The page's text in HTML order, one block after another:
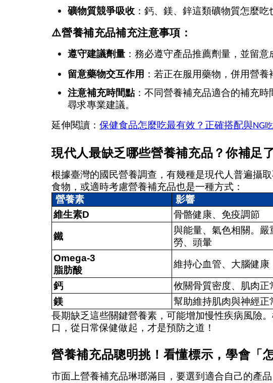
礦物質競爭吸收 ：鈣、鎂、鋅這類礦物質怎麼
⚠營養補充品補充注意事項：
遵守建議劑量 ：務必遵守產品推薦劑量，並留
留意藥物交互作用 ：若正在服用藥物，併用營
注意補充時間點：不同營養補充品適合的補充
尋求專業建議。
延伸閱讀： 保健食品怎麼吃最有效？正確搭配與NG
現代人最缺乏哪些營養補充品？你補足
根據臺灣的國民營養調查 ，有幾種是現代人普遍攝
食物，或適時考慮營養補充品也是一種方式：
營養素
影響
維生素D
骨骼健康、免疫調節
鐵
與能量、氣色相關。嚴
勞、頭暈
Omega-3
脂肪酸
維持心血管、大腦健
鈣 攸關骨質密度、肌肉正
鎂
幫助維持肌肉與神經正
長期缺乏這些關鍵營養素，可能增加慢性疾病風險
口，從日常保健做起，才是預防之道！
營養補充品聰明挑！看懂標示，學會「
市面上營養補充品琳瑯滿目，要選到適合自己的產